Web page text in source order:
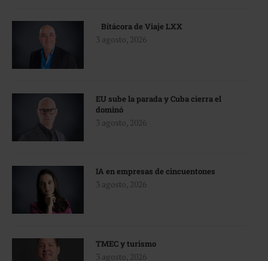
Bitácora de Viaje LXX
3 agosto, 2026
EU sube la parada y Cuba cierra el
dominó
3 agosto, 2026
IA en empresas de cincuentones
3 agosto, 2026
TMEC y turismo
3 agosto, 2026